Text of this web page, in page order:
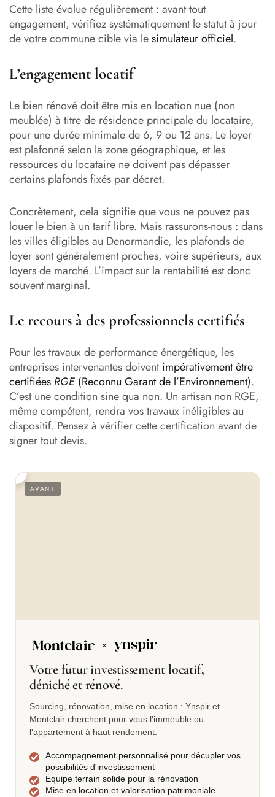
Cette liste évolue régulièrement : avant tout
engagement, vérifiez systématiquement le statut à jour
de votre commune cible via lesimulateur officiel.
L’engagement locatif
Le bien rénové doit être mis en location nue (non
meublée) à titre de résidence principale du locataire,
pour une durée minimale de 6, 9 ou 12 ans. Le loyer
est plafonné selon la zone géographique, et les
ressources du locataire ne doivent pas dépasser
certains plafonds fixés par décret.
Concrètement, cela signifie que vous ne pouvez pas
louer le bien à un tarif libre. Mais rassurons-nous : dans
les villes éligibles au Denormandie, les plafonds de
loyer sont généralement proches, voire supérieurs, aux
loyers de marché. L’impact sur la rentabilité est donc
souvent marginal.
Le recours à des professionnels certifiés
Pour les travaux de performance énergétique, les
entreprises intervenantes doiventimpérativement être
certifiées RGE (Reconnu Garant de l’Environnement).
C’est une condition sine qua non. Un artisan non RGE,
même compétent, rendra vos travaux inéligibles au
dispositif. Pensez à vérifier cette certification avant de
signer tout devis.
Votre futur investissement locatif,
déniché et rénové.
Sourcing, rénovation, mise en location : Ynspir et
Montclair cherchent pour vous l'immeuble ou
l'appartement à haut rendement.
Accompagnement personnalisé pour décupler vos
possibilités d'investissement
Équipe terrain solide pour la rénovation
Mise en location et valorisation patrimoniale
AVANT